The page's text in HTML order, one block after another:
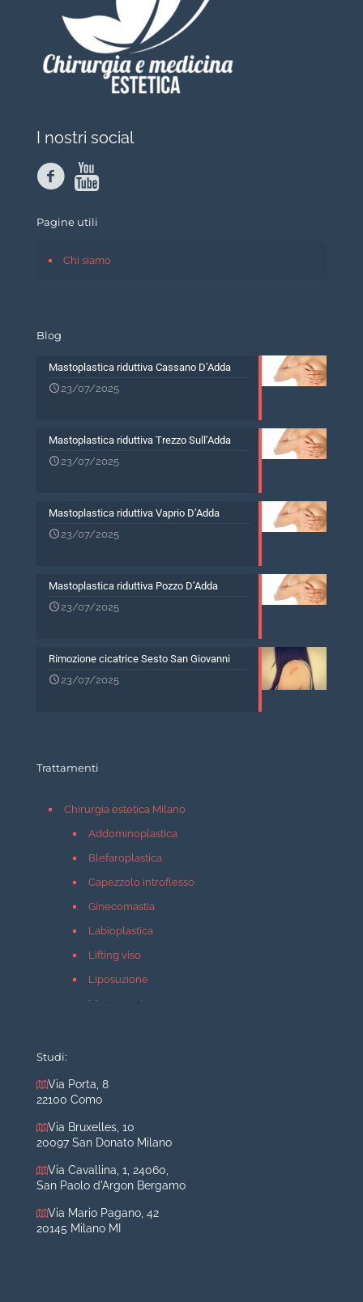
I nostri social
Pagine utili
Chi siamo
Blog
Mastoplastica riduttiva Cassano D’Adda
23/07/2025
Mastoplastica riduttiva Trezzo Sull’Adda
23/07/2025
Mastoplastica riduttiva Vaprio D’Adda
23/07/2025
Mastoplastica riduttiva Pozzo D’Adda
23/07/2025
Rimozione cicatrice Sesto San Giovanni
23/07/2025
Trattamenti
Chirurgia estetica Milano
Addominoplastica
Blefaroplastica
Capezzolo introflesso
Ginecomastia
Labioplastica
Lifting viso
Liposuzione
Mastopessi
Rinoplastica
Medicina estetica Milano
Acido ialuronico viso
Aumento labbra
Filler
Studi:
Via Porta, 8
22100 Como
Via Bruxelles, 10
20097 San Donato Milano
Via Cavallina, 1, 24060,
San Paolo d'Argon Bergamo
Via Mario Pagano, 42
20145 Milano MI